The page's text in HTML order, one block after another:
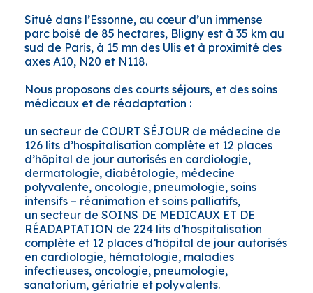
Situé dans l’Essonne, au cœur d’un immense
parc boisé de 85 hectares, Bligny est à 35 km au
sud de Paris, à 15 mn des Ulis et à proximité des
axes A10, N20 et N118.
Nous proposons des courts séjours, et des soins
médicaux et de réadaptation :
un secteur de COURT SÉJOUR de médecine de
126 lits d’hospitalisation complète et 12 places
d’hôpital de jour autorisés en cardiologie,
dermatologie, diabétologie, médecine
polyvalente, oncologie, pneumologie, soins
intensifs – réanimation et soins palliatifs,
un secteur de SOINS DE MEDICAUX ET DE
RÉADAPTATION de 224 lits d’hospitalisation
complète et 12 places d’hôpital de jour autorisés
en cardiologie, hématologie, maladies
infectieuses, oncologie, pneumologie,
sanatorium, gériatrie et polyvalents.